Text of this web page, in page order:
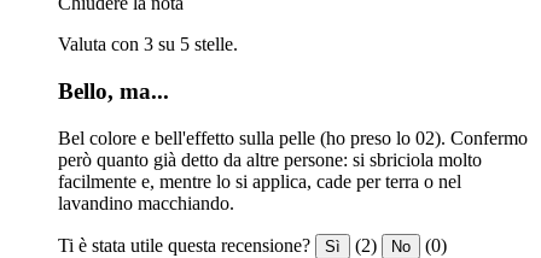
Valuta con 3 su 5 stelle.
Bello, ma...
Bel colore e bell'effetto sulla pelle (ho preso lo 02). Confermo
però quanto già detto da altre persone: si sbriciola molto
facilmente e, mentre lo si applica, cade per terra o nel
lavandino macchiando.
Ti è stata utile questa recensione? Sì (2) No (0)